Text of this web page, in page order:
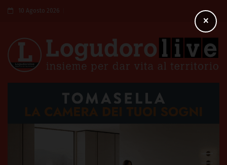
10 Agosto 2026
×